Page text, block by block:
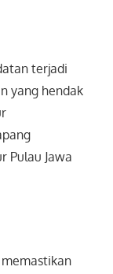
terjadi
yang hendak
Pulau Jawa